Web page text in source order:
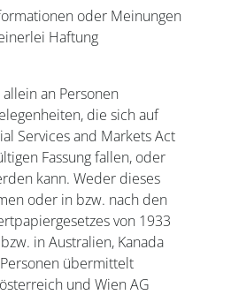
oder Meinungen
Haftung
an Personen
die sich auf
Services and Markets Act
Fassung fallen, oder
kann. Weder dieses
oder in bzw. nach den
von 1933
in Australien, Kanada
übermittelt
und Wien AG